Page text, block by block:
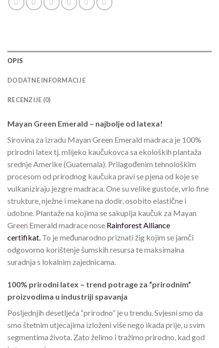
OPIS
DODATNE INFORMACIJE
RECENZIJE (0)
Mayan Green Emerald – najbolje od latexa!
Sirovina za izradu Mayan Green Emerald madraca je 100%
prirodni latex tj. mlijeko kaučukovca sa ekoloških plantaža
srednje Amerike (Guatemala). Prilagođenim tehnološkim
procesom od prirodnog kaučuka pravi se pjena od koje se
vulkaniziraju jezgre madraca. One su velike gustoće, vrlo fine
strukture, nježne i mekane na dodir, osobito elastične i
udobne. Plantaže na kojima se sakuplja kaučuk za Mayan
Green Emerald madrace nose Rainforest Alliance
certifikat. To je međunarodno priznati žig kojim se jamči
odgovorno korištenje šumskih resursa te maksimalna
suradnja s lokalnim zajednicama.
100% prirodni latex – trend potrage za “prirodnim”
proizvodima u industriji spavanja
Posljednjih desetljeća “prirodno” je u trendu. Svjesni smo da
smo štetnim utjecajima izloženi više nego ikada prije, u svim
segmentima života. Zato želimo i tražimo prirodno, kad god